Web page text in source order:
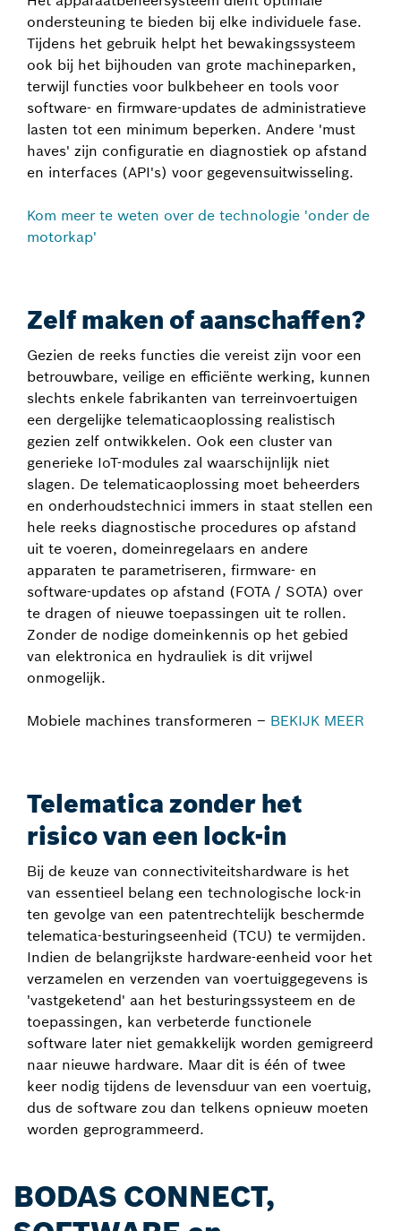
ondersteuning te bieden bij elke individuele fase.
Tijdens het gebruik helpt het bewakingssysteem
ook bij het bijhouden van grote machineparken,
terwijl functies voor bulkbeheer en tools voor
software- en firmware-updates de administratieve
lasten tot een minimum beperken. Andere 'must
haves' zijn configuratie en diagnostiek op afstand
en interfaces (API's) voor gegevensuitwisseling.
Kom meer te weten over de technologie 'onder de
motorkap'
Zelf maken of aanschaffen?
Gezien de reeks functies die vereist zijn voor een
betrouwbare, veilige en efficiënte werking, kunnen
slechts enkele fabrikanten van terreinvoertuigen
een dergelijke telematicaoplossing realistisch
gezien zelf ontwikkelen. Ook een cluster van
generieke IoT-modules zal waarschijnlijk niet
slagen. De telematicaoplossing moet beheerders
en onderhoudstechnici immers in staat stellen een
hele reeks diagnostische procedures op afstand
uit te voeren, domeinregelaars en andere
apparaten te parametriseren, firmware- en
software-updates op afstand (FOTA / SOTA) over
te dragen of nieuwe toepassingen uit te rollen.
Zonder de nodige domeinkennis op het gebied
van elektronica en hydrauliek is dit vrijwel
onmogelijk.
Mobiele machines transformeren – BEKIJK MEER
Telematica zonder het
risico van een lock-in
Bij de keuze van connectiviteitshardware is het
van essentieel belang een technologische lock-in
ten gevolge van een patentrechtelijk beschermde
telematica-besturingseenheid (TCU) te vermijden.
Indien de belangrijkste hardware-eenheid voor het
verzamelen en verzenden van voertuiggegevens is
'vastgeketend' aan het besturingssysteem en de
toepassingen, kan verbeterde functionele
software later niet gemakkelijk worden gemigreerd
naar nieuwe hardware. Maar dit is één of twee
keer nodig tijdens de levensduur van een voertuig,
dus de software zou dan telkens opnieuw moeten
worden geprogrammeerd.
BODAS CONNECT,